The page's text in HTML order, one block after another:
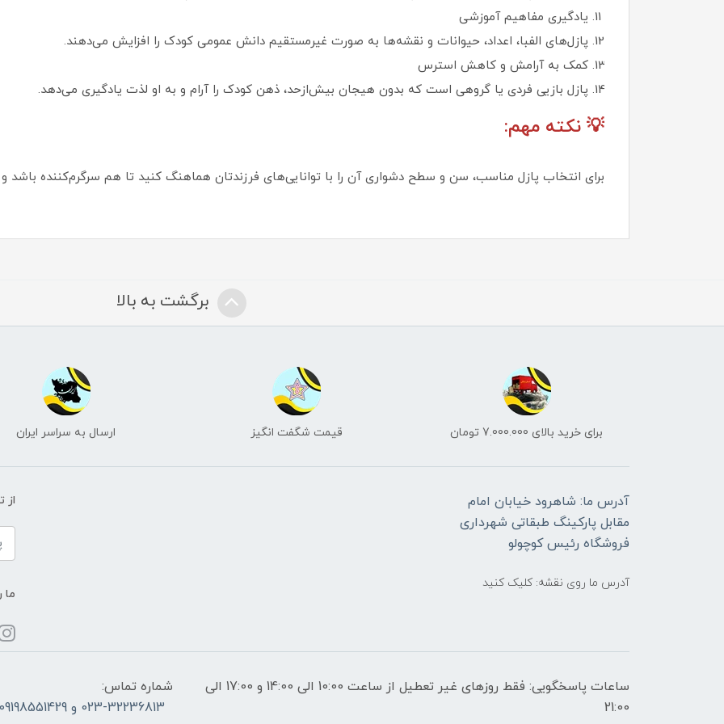
یادگیری مفاهیم آموزشی
پازل‌های الفبا، اعداد، حیوانات و نقشه‌ها به صورت غیرمستقیم دانش عمومی کودک را افزایش می‌دهند.
کمک به آرامش و کاهش استرس
پازل بازیی فردی یا گروهی است که بدون هیجان بیش‌ازحد، ذهن کودک را آرام و به او لذت یادگیری می‌دهد.
💡 نکته مهم:
برای انتخاب پازل مناسب، سن و سطح دشواری آن را با توانایی‌های فرزندتان هماهنگ کنید تا هم سرگرم‌کننده باشد
برگشت به بالا
برای خرید بالای 7.000.000 تومان قیمت شگفت انگیز ارسال به سراسر ایران
آدرس ما: شاهرود خیابان امام
مقابل پارکینگ طبقاتی شهرداری
فروشگاه رئیس کوچولو
آدرس ما روی نقشه: کلیک کنید
از
ما
ساعات پاسخگویی: فقط روزهای غیر تعطیل از ساعت 10:00 الی 14:00 و 17:00 الی
21:00
شماره تماس:
023-32236813 و 09198551429